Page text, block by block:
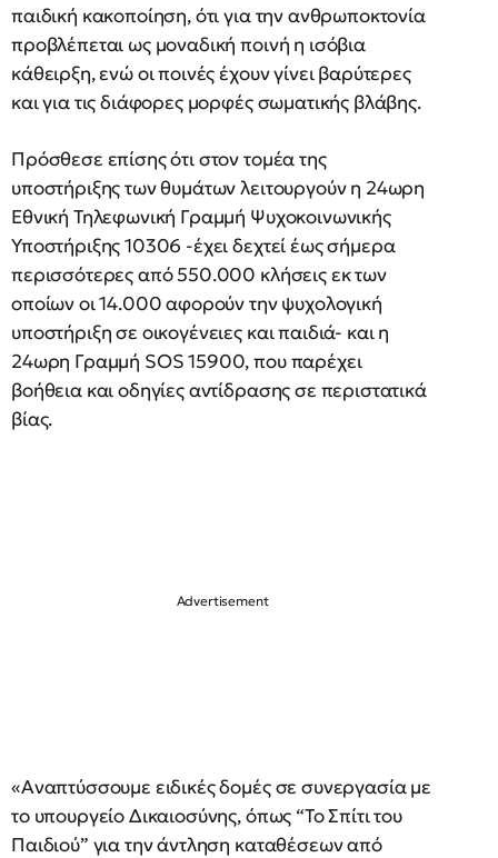
παιδική κακοποίηση, ότι για την ανθρωποκτονία
προβλέπεται ως μοναδική ποινή η ισόβια
κάθειρξη, ενώ οι ποινές έχουν γίνει βαρύτερες
και για τις διάφορες μορφές σωματικής βλάβης.
Πρόσθεσε επίσης ότι στον τομέα της
υποστήριξης των θυμάτων λειτουργούν η 24ωρη
Εθνική Τηλεφωνική Γραμμή Ψυχοκοινωνικής
Υποστήριξης 10306 -έχει δεχτεί έως σήμερα
περισσότερες από 550.000 κλήσεις εκ των
οποίων οι 14.000 αφορούν την ψυχολογική
υποστήριξη σε οικογένειες και παιδιά- και η
24ωρη Γραμμή SOS 15900, που παρέχει
βοήθεια και οδηγίες αντίδρασης σε περιστατικά
βίας.
«Αναπτύσσουμε ειδικές δομές σε συνεργασία με
το υπουργείο Δικαιοσύνης, όπως “Το Σπίτι του
Παιδιού” για την άντληση καταθέσεων από